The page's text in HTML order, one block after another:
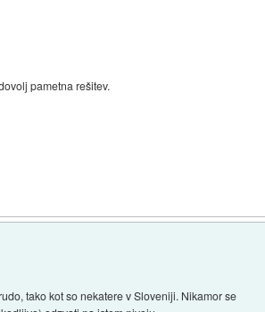
pametna rešitev.
tako kot so nekatere v Sloveniji. Nikamor se